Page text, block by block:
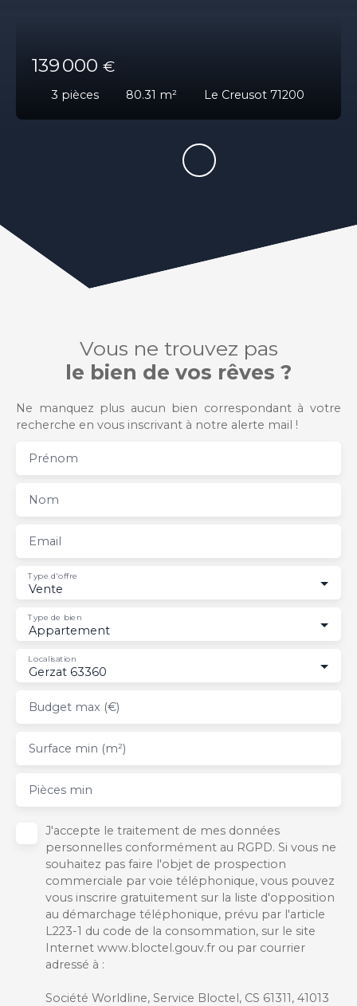
139 000 €
3 pièces 80.31 m² Le Creusot 71200
Vous ne trouvez pas
le bien de vos rêves ?
Ne manquez plus aucun bien correspondant à votre
recherche en vous inscrivant à notre alerte mail !
Prénom
Nom
Email
Vente
Type d'offre
Appartement
Type de bien
Gerzat 63360
Localisation
Budget max (€)
Surface min (m²)
Pièces min
J'accepte le traitement de mes données
personnelles conformément au RGPD. Si vous ne
souhaitez pas faire l'objet de prospection
commerciale par voie téléphonique, vous pouvez
vous inscrire gratuitement sur la liste d'opposition
au démarchage téléphonique, prévu par l'article
L223-1 du code de la consommation, sur le site
Internet www.bloctel.gouv.fr ou par courrier
adressé à :
Société Worldline, Service Bloctel, CS 61311, 41013